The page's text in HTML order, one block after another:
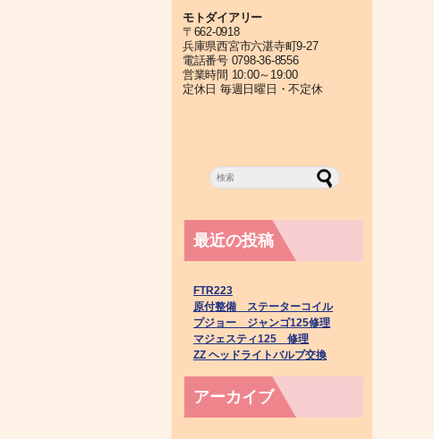
モトダイアリー
〒662-0918
兵庫県西宮市六湛寺町9-27
電話番号 0798-36-8556
営業時間 10:00～19:00
定休日 毎週日曜日・不定休
最近の投稿
FTR223
原付整備 ステーターコイル
プジョー ジャンゴ125修理
マジェスティ125 修理
ZZ ヘッドライトバルブ交換
アーカイブ